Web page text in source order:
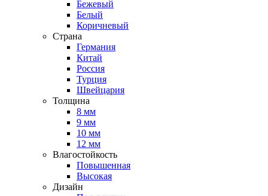
Бежевый
Белый
Коричневый
Страна
Германия
Китай
Россия
Турция
Швейцария
Толщина
8 мм
9 мм
10 мм
12 мм
Влагостойкость
Повышенная
Высокая
Дизайн